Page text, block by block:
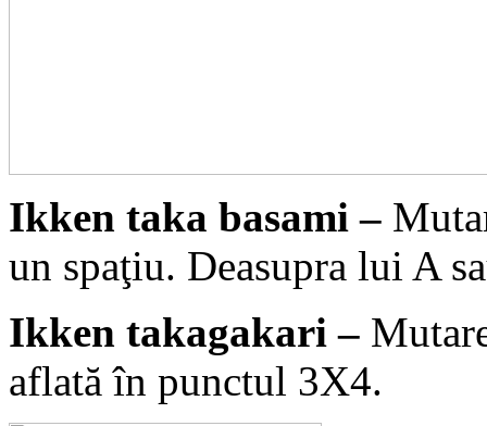
Ikken taka basami –
un spaţiu. Deasupra lui A
Ikken takagakari –
aflată în punctul 3X4.